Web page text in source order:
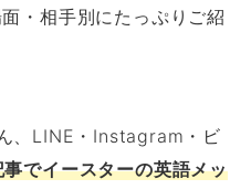
面・相手別にたっぷりご紹
、LINE・Instagram・ビ
事でイースターの英語メッ